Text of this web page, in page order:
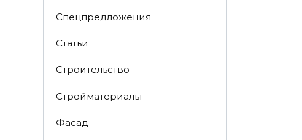
Спецпредложения
Статьи
Строительство
Стройматериалы
Фасад